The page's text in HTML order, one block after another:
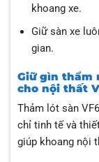
khoang xe.
Giữ sàn xe
gian.
Giữ gìn thẩm
cho nội thất
Thảm lót sàn
chỉ tinh tế và
giúp khoang nội